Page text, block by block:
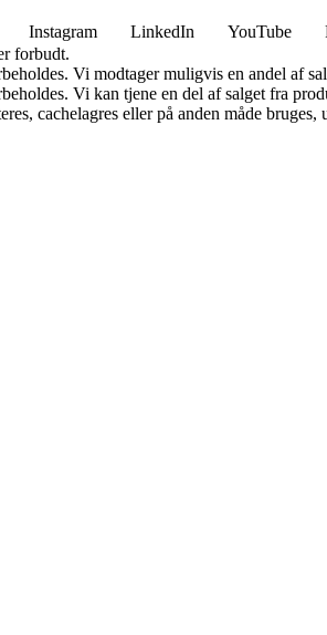
Instagram LinkedIn YouTube
forbudt.
Vi modtager muligvis en andel af
Vi kan tjene en del af salget fra
cachelagres eller på anden måde